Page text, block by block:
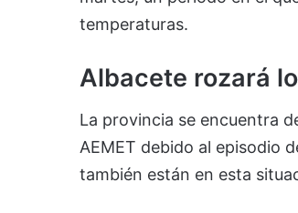
temperaturas.
Albacete rozará
La provincia se encuentra
AEMET debido al episodio
también están en esta